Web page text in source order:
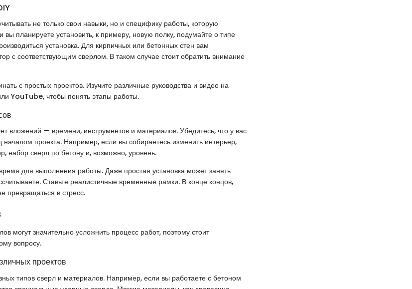
не только свои навыки, но и специфику работы, которую
планируете установить, к примеру, новую полку, подумайте о типе
установка. Для кирпичных или бетонных стен вам
с соответствующим сверлом. В таком случае стоит обратить внимание
с простых проектов. Изучите различные руководства и видео на
YouTube, чтобы понять этапы работы.
вложений — времени, инструментов и материалов. Убедитесь, что у вас
проекта. Например, если вы собираетесь изменить интерьер,
набор сверл по бетону и, возможно, уровень.
для выполнения работы. Даже простая установка может занять
Ставьте реалистичные временные рамки. В конце концов,
превращаться в стресс.
могут значительно усложнить процесс работ, поэтому стоит
вопросу.
проектов
типов сверл и материалов. Например, если вы работаете с бетоном